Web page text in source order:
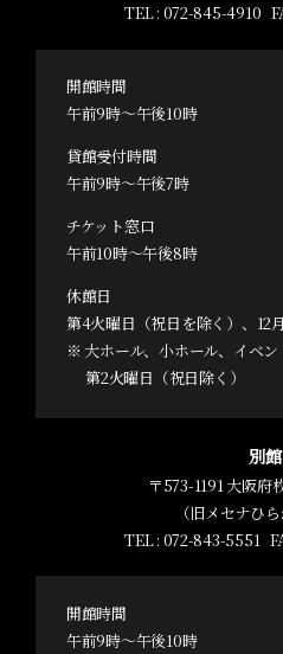
TEL : 072-845-4910
開館時間
午前9時～午後10時
貸館受付時間
午前9時～午後7時
チケット窓口
午前10時～午後8時
休館日
第4火曜日（祝日を除く）、12
※ 大ホール、小ホール、イベン
第2火曜日（祝日除く）
別館
〒573-1191 大阪府
（旧メセナひ
TEL : 072-843-5551
開館時間
午前9時～午後10時